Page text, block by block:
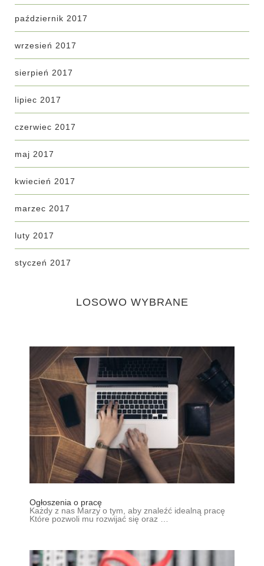
październik 2017
wrzesień 2017
sierpień 2017
lipiec 2017
czerwiec 2017
maj 2017
kwiecień 2017
marzec 2017
luty 2017
styczeń 2017
LOSOWO WYBRANE
Ogłoszenia o pracę
Każdy z nas Marzy o tym, aby znaleźć idealną pracę
Które pozwoli mu rozwijać się oraz …